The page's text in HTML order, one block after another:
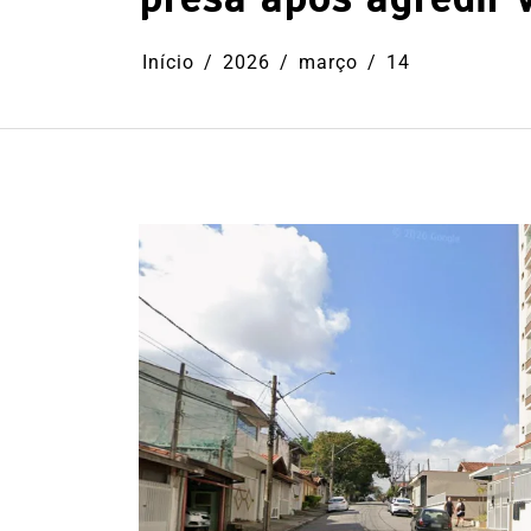
Início 2026 março 14
Em Cultura Ilhabela
Litoral
Turismo